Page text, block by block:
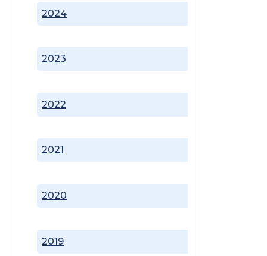
2019
2020
2021
2022
2023
2024